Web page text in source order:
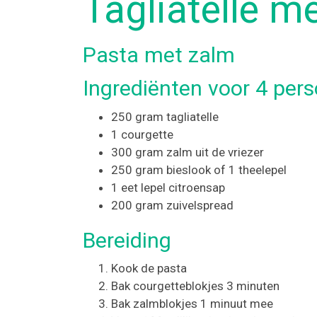
Tagliatelle
Pasta met zalm
Ingrediënten voor 4
250 gram tagliatelle
1 courgette
300 gram zalm uit de vriezer
250 gram bieslook of 1 theelepel
1 eet lepel citroensap
200 gram zuivelspread
Bereiding
Kook de pasta
Bak courgetteblokjes 3 minuten
Bak zalmblokjes 1 minuut mee